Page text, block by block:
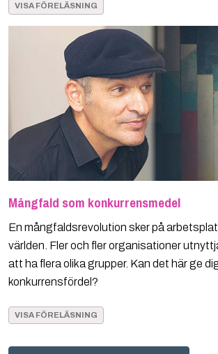
VISA FÖRELÄSNING
Mångfald som konkurrensmedel
En mångfaldsrevolution sker på
världen. Fler och fler organisationer
att ha flera olika grupper. Kan det här ge
konkurrensfördel?
VISA FÖRELÄSNING